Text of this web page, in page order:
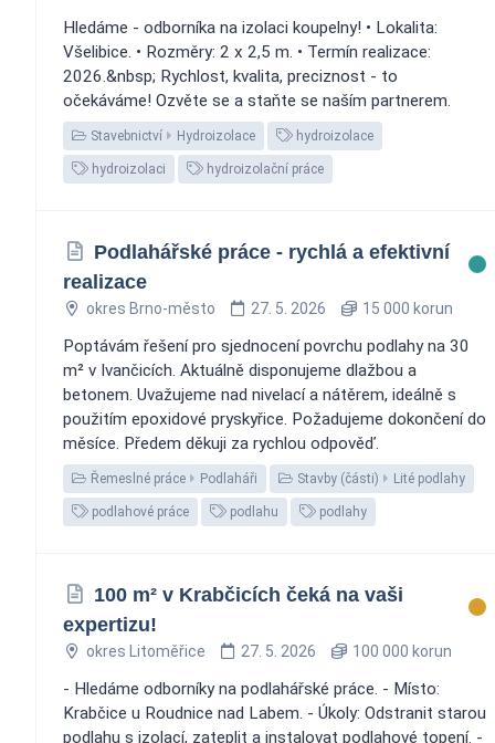
Hledáme - odborníka na izolaci koupelny! • Lokalita:
Všelibice. • Rozměry: 2 x 2,5 m. • Termín realizace:
2026.&nbsp; Rychlost, kvalita, preciznost - to
očekáváme! Ozvěte se a staňte se naším partnerem.
Stavebnictví Hydroizolace hydroizolace
hydroizolaci hydroizolační práce
Podlahářské práce - rychlá a efektivní
realizace
okres Brno-město 27. 5. 2026 15 000 korun
Poptávám řešení pro sjednocení povrchu podlahy na 30
m² v Ivančicích. Aktuálně disponujeme dlažbou a
betonem. Uvažujeme nad nivelací a nátěrem, ideálně s
použitím epoxidové pryskyřice. Požadujeme dokončení do
měsíce. Předem děkuji za rychlou odpověď.
Řemeslné práce Podlaháři Stavby (části) Lité podlahy
podlahové práce podlahu podlahy
100 m² v Krabčicích čeká na vaši
expertizu!
okres Litoměřice 27. 5. 2026 100 000 korun
- Hledáme odborníky na podlahářské práce. - Místo:
Krabčice u Roudnice nad Labem. - Úkoly: Odstranit starou
podlahu s izolací, zateplit a instalovat podlahové topení. -